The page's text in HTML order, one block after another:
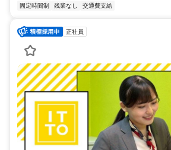
固定時間制 残業なし 交通費支給
正社員